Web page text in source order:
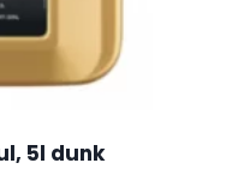
5l dunk